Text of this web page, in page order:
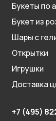
Букеты по
Букет из
Шары с
Открытки
Игрушки
Доставка
+7 (495)